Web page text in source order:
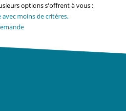
Équipe
Rejoindre
options s'offrent à vous :
moins de critères.